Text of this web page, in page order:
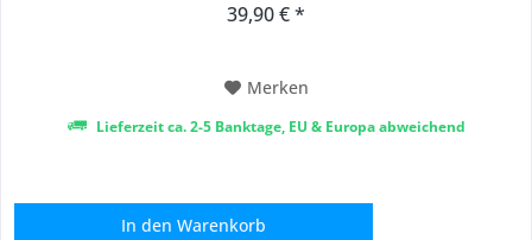
Reflexionen, Schwarz zur gezielten Abschattung sowie
39,90 € *
Merken
Lieferzeit ca. 2-5 Banktage, EU & Europa abweichend
In den Warenkorb